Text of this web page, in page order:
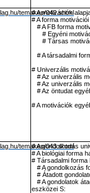
temakep/042.shtml
# A motivációk
# A forma motivációi
# A FB forma
# Egyéni
# Társas
# A társadalmi
# Univerzális
# Az univerzális
# Az univerzális
# Az öntudat
# A motivációk
temakep/043.shtml
# A gondolkodás
# A biológiai forma
# Társadalmi
# A gondolkozás
# Átadott
# A gondolatok
eszközei S: